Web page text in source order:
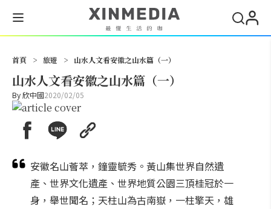
首頁 > 旅遊 > 山水人文看安徽之山水篇（一）
山水人文看安徽之山水篇（一）
By欣中國2020/02/05
安徽名山薈萃，鐘靈毓秀。黃山集世界自然遺
產、世界文化遺產、世界地質公園三頂桂冠於一
身，舉世聞名；天柱山為古南嶽，一柱擎天，雄